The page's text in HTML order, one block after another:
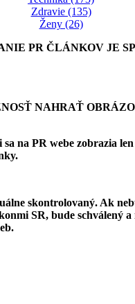
Zdravie (135)
Ženy (26)
PR ČLÁNKOV JE
NAHRAŤ
na PR webe zobrazia
skontrolovaný. Ak
SR, bude schválený a